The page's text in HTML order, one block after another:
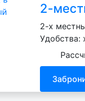
2-
2-х
Удобства: